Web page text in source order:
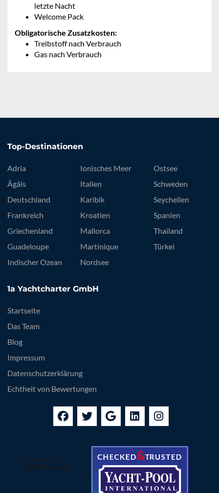
letzte Nacht
Welcome Pack
Obligatorische Zusatzkosten:
Treibstoff nach Verbrauch
Gas nach Verbrauch
Top-Destinationen
Adria
Ägäis
Deutschland
Frankreich
Griechenland
Guadeloupe
Indischer Ozean
Ionisches Meer
Italien
Karibik
Kroatien
Mallorca
Martinique
Nordsee
Ostsee
Schweden
Seychellen
Spanien
Thailand
Türkei
1a Yachtcharter GmbH
Startseite
Das Team
Blog
Impressum
Datenschutzerklärung
Echtheit von Bewertungen